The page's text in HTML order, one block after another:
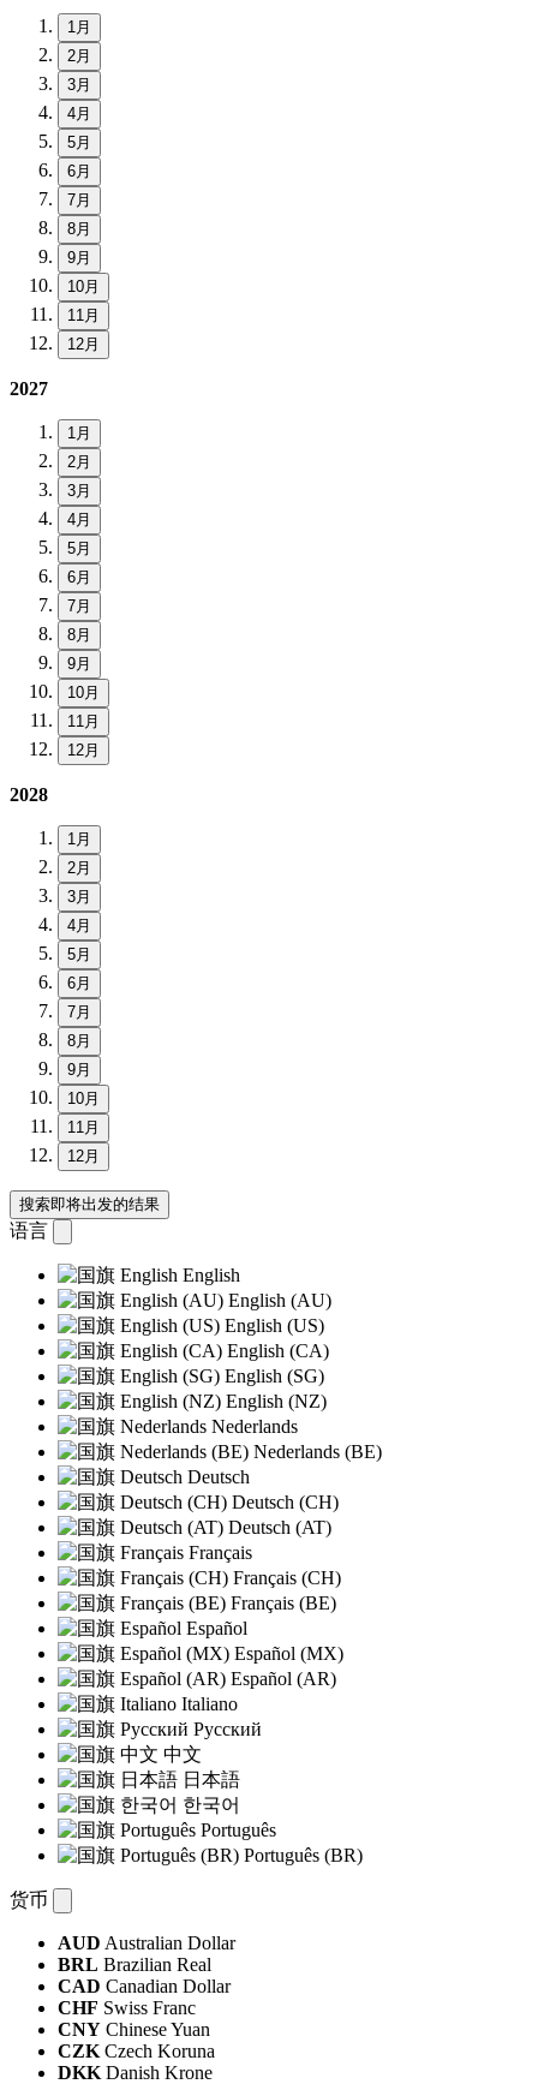
1月
2月
3月
4月
5月
6月
7月
8月
9月
10月
11月
12月
2027
1月
2月
3月
4月
5月
6月
7月
8月
9月
10月
11月
12月
2028
1月
2月
3月
4月
5月
6月
7月
8月
9月
10月
11月
12月
搜索即将出发的结果
语言
English
English (AU)
English (US)
English (CA)
English (SG)
English (NZ)
Nederlands
Nederlands (BE)
Deutsch
Deutsch (CH)
Deutsch (AT)
Français
Français (CH)
Français (BE)
Español
Español (MX)
Español (AR)
Italiano
Русский
中文
日本語
한국어
Português
Português (BR)
货币
AUD Australian Dollar
BRL Brazilian Real
CAD Canadian Dollar
CHF Swiss Franc
CNY Chinese Yuan
CZK Czech Koruna
DKK Danish Krone